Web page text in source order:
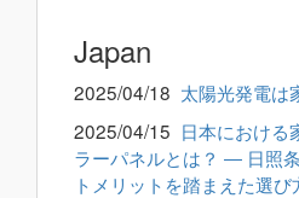
Japan
2025/04/18 太陽光発電は
2025/04/15 日本における
ラーパネルとは？ ― 日照
トメリットを踏まえた選び